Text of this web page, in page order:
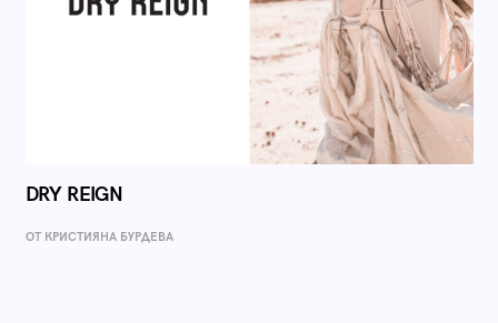
DRY REIGN
ОТ КРИСТИЯНА БУРДЕВА